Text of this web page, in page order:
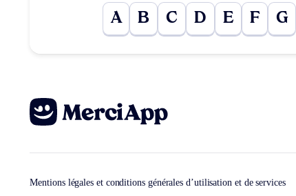
A B C D E F G
Mentions légales et conditions générales d’utilisation et de services